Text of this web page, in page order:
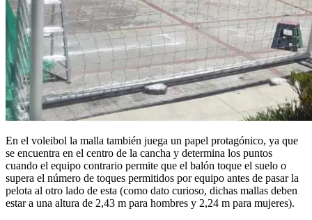
En el voleibol la malla también juega un papel protagónico, ya que
se encuentra en el centro de la cancha y determina los puntos
cuando el equipo contrario permite que el balón toque el suelo o
supera el número de toques permitidos por equipo antes de pasar la
pelota al otro lado de esta (como dato curioso, dichas mallas deben
estar a una altura de 2,43 m para hombres y 2,24 m para mujeres).